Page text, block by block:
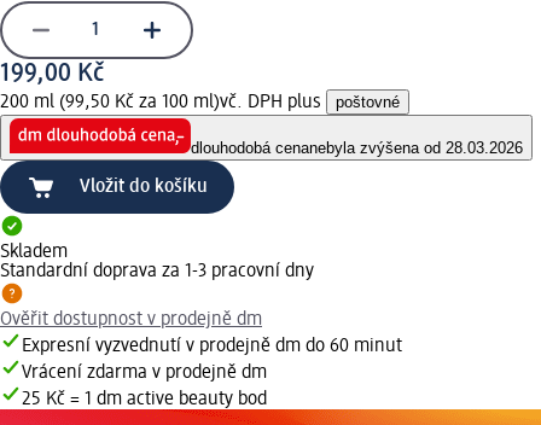
199,00 Kč
200 ml (99,50 Kč za 100 ml)vč. DPH plus poštovné
dlouhodobá cenanebyla zvýšena od 28.03.2026
Vložit do košíku
Skladem
Standardní doprava za 1-3 pracovní dny
Ověřit dostupnost v prodejně dm
Expresní vyzvednutí v prodejně dm do 60 minut
Vrácení zdarma v prodejně dm
25 Kč = 1 dm active beauty bod